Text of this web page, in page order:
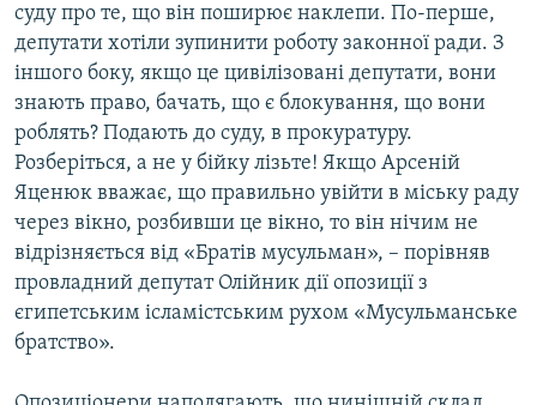
суду про те, що він поширює наклепи. По-перше,
депутати хотіли зупинити роботу законної ради. З
іншого боку, якщо це цивілізовані депутати, вони
знають право, бачать, що є блокування, що вони
роблять? Подають до суду, в прокуратуру.
Розберіться, а не у бійку лізьте! Якщо Арсеній
Яценюк вважає, що правильно увійти в міську раду
через вікно, розбивши це вікно, то він нічим не
відрізняється від «Братів мусульман», – порівняв
провладний депутат Олійник дії опозиції з
єгипетським ісламістським рухом «Мусульманське
братство».